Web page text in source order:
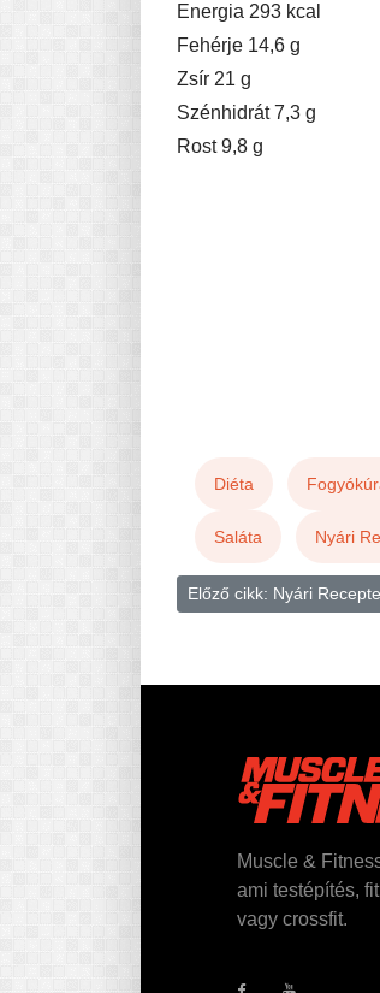
Energia 293 kcal
Fehérje 14,6 g
Zsír 21 g
Szénhidrát 7,3 g
Rost 9,8 g
Diéta
Saláta Nyári
Előző cikk: Nyári
Muscle &
ami testépítés,
vagy crossfit.